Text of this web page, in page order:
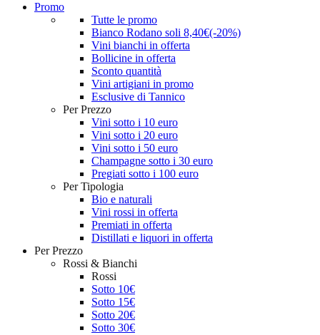
Promo
Tutte le promo
Bianco Rodano soli 8,40€(-20%)
Vini bianchi in offerta
Bollicine in offerta
Sconto quantità
Vini artigiani in promo
Esclusive di Tannico
Per Prezzo
Vini sotto i 10 euro
Vini sotto i 20 euro
Vini sotto i 50 euro
Champagne sotto i 30 euro
Pregiati sotto i 100 euro
Per Tipologia
Bio e naturali
Vini rossi in offerta
Premiati in offerta
Distillati e liquori in offerta
Per Prezzo
Rossi & Bianchi
Rossi
Sotto 10€
Sotto 15€
Sotto 20€
Sotto 30€